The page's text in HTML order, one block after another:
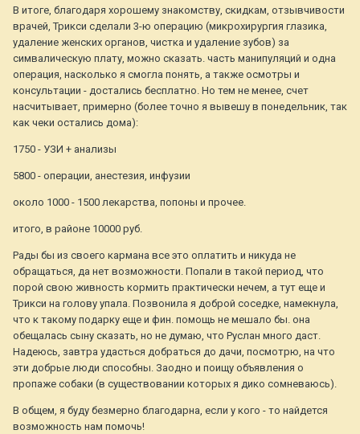
В итоге, благодаря хорошему знакомству, скидкам, отзывчивости
врачей, Трикси сделали 3-ю операцию (микрохирургия глазика,
удаление женских органов, чистка и удаление зубов) за
симвалическую плату, можно сказать. часть манипуляций и одна
операция, насколько я смогла понять, а также осмотры и
консультации - достались бесплатно. Но тем не менее, счет
насчитывает, примерно (более точно я вывешу в понедельник, так
как чеки остались дома):
1750 - УЗИ + анализы
5800 - операции, анестезия, инфузии
около 1000 - 1500 лекарства, попоны и прочее.
итого, в районе 10000 руб.
Рады бы из своего кармана все это оплатить и никуда не
обращаться, да нет возможности. Попали в такой период, что
порой свою живность кормить практически нечем, а тут еще и
Трикси на голову упала. Позвонила я доброй соседке, намекнула,
что к такому подарку еще и фин. помощь не мешало бы. она
обещалась сыну сказать, но не думаю, что Руслан много даст.
Надеюсь, завтра удасться добраться до дачи, посмотрю, на что
эти добрые люди способны. Заодно и поищу объявления о
пропаже собаки (в существовании которых я дико сомневаюсь).
В общем, я буду безмерно благодарна, если у кого - то найдется
возможность нам помочь!